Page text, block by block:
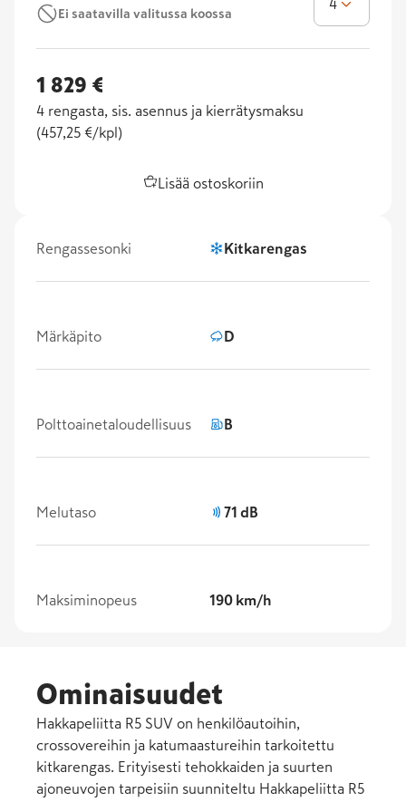
Ei saatavilla valitussa koossa
4
1 829 €
4 rengasta, sis. asennus ja kierrätysmaksu
(457,25 €/kpl )
Lisää ostoskoriin
Rengassesonki Kitkarengas
Märkäpito D
Polttoainetaloudellisuus B
Melutaso 71 dB
Maksiminopeus 190 km/h
Ominaisuudet
Hakkapeliitta R5 SUV on henkilöautoihin,
crossovereihin ja katumaastureihin tarkoitettu
kitkarengas. Erityisesti tehokkaiden ja suurten
ajoneuvojen tarpeisiin suunniteltu Hakkapeliitta R5